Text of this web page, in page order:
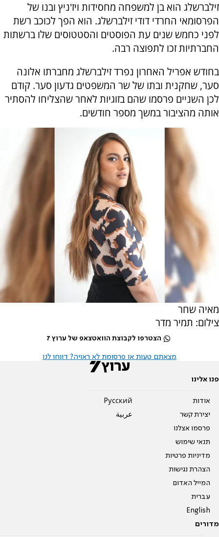
זילברשלג הוא בן למשפחה מחסידות ויז'ניץ ובנו של
הפרסומאי החרדי דודי זילברשלג. הוא הפך לכוכב רשת
לפני כחמש שנים עת הפוסטים והסטטוסים שלו ברשתות
החברתיות זכו לתפוצה רבה.
בחודש אפריל האחרון נפרד זילברשלג מחברתו אלונה
סער, שחקנית ובתו של שר המשפטים גדעון סער. קודם
לכן השניים פרסמו שהם בזוגיות לאחר שהצליחו להסתיר
אותה מהציבור במשך מספר חודשים.
מאיה שחר
צילום: תמיר מדר
הצטרפו לקבוצת הוואטצאפ של ערוץ 7
מצאתם טעות או פרסומת לא ראויה? דווחו לנו
פנו אלינו
אודות
יצירת קשר
פרסמו אצלנו
תנאי שימוש
מדיניות פרטיות
הצהרת נגישות
המייל האדום
עברית
English
Pусский
عربية
מדורים